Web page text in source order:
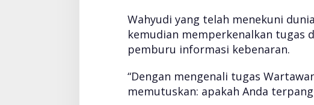
Wahyudi yang telah menekuni
kemudian memperkenalkan tugas
pemburu informasi kebenaran.
“Dengan mengenali tugas
memutuskan: apakah Anda